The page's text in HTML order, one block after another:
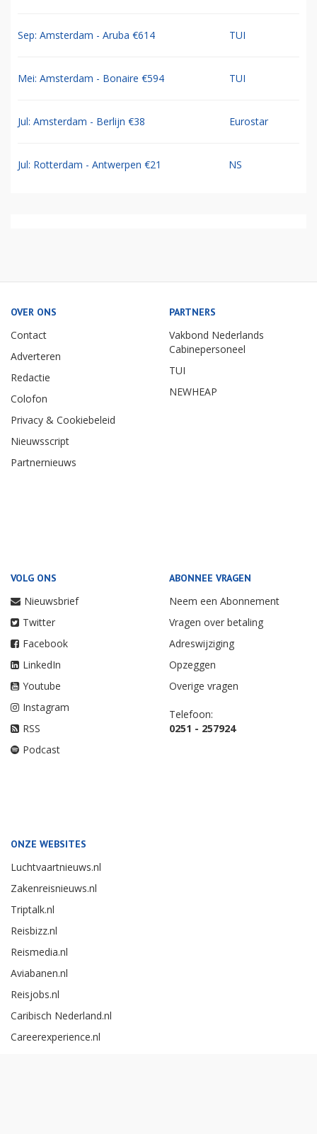
Sep: Amsterdam - Aruba €614 TUI
Mei: Amsterdam - Bonaire €594 TUI
Jul: Amsterdam - Berlijn €38 Eurostar
Jul: Rotterdam - Antwerpen €21 NS
OVER ONS
Contact
Adverteren
Redactie
Colofon
Privacy & Cookiebeleid
Nieuwsscript
Partnernieuws
PARTNERS
Vakbond Nederlands
Cabinepersoneel
TUI
NEWHEAP
VOLG ONS
Nieuwsbrief
Twitter
Facebook
LinkedIn
Youtube
Instagram
RSS
Podcast
ABONNEE VRAGEN
Neem een Abonnement
Vragen over betaling
Adreswijziging
Opzeggen
Overige vragen
Telefoon:
0251 - 257924
ONZE WEBSITES
Luchtvaartnieuws.nl
Zakenreisnieuws.nl
Triptalk.nl
Reisbizz.nl
Reismedia.nl
Aviabanen.nl
Reisjobs.nl
Caribisch Nederland.nl
Careerexperience.nl